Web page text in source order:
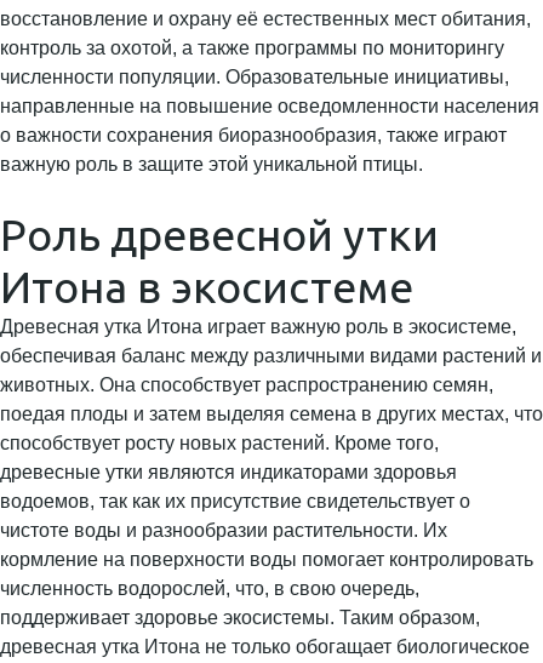
восстановление и охрану её естественных мест обитания,
контроль за охотой, а также программы по мониторингу
численности популяции. Образовательные инициативы,
направленные на повышение осведомленности населения
о важности сохранения биоразнообразия, также играют
важную роль в защите этой уникальной птицы.
Роль древесной утки
Итона в экосистеме
Древесная утка Итона играет важную роль в экосистеме,
обеспечивая баланс между различными видами растений и
животных. Она способствует распространению семян,
поедая плоды и затем выделяя семена в других местах, что
способствует росту новых растений. Кроме того,
древесные утки являются индикаторами здоровья
водоемов, так как их присутствие свидетельствует о
чистоте воды и разнообразии растительности. Их
кормление на поверхности воды помогает контролировать
численность водорослей, что, в свою очередь,
поддерживает здоровье экосистемы. Таким образом,
древесная утка Итона не только обогащает биологическое